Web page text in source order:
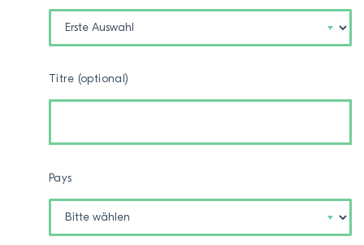
Titre (optional)
Pays